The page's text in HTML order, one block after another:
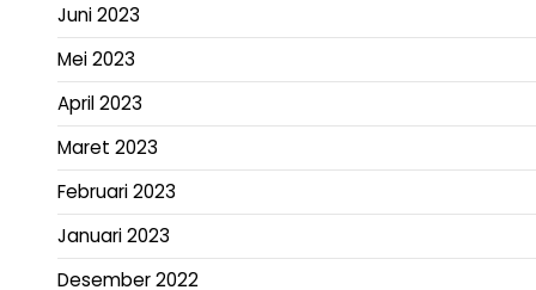
Juni 2023
Mei 2023
April 2023
Maret 2023
Februari 2023
Januari 2023
Desember 2022